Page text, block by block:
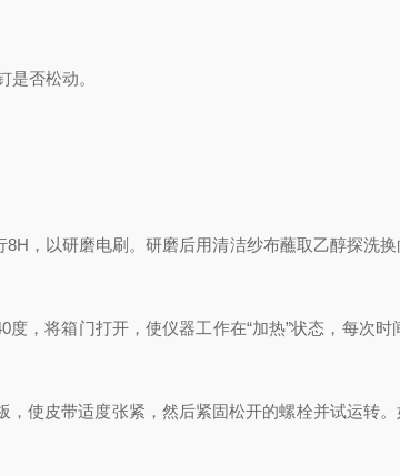
否松动。
，以研磨电刷。研磨后用清洁纱布蘸取乙醇探洗换
，将箱门打开，使仪器工作在“加热”状态，每次时
使皮带适度张紧，然后紧固松开的螺栓并试运转。